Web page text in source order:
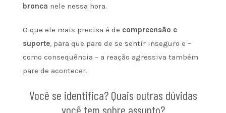
bronca nele nessa hora.
O que ele mais precisa é de compreensão e
suporte, para que pare de se sentir inseguro e –
como consequência – a reação agressiva também
pare de acontecer.
Você se identifica? Quais outras dúvidas
você tem sobre assunto?